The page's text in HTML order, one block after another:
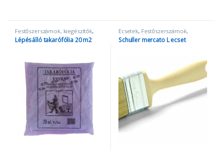
Festőszerszámok, kiegészítők,
Takarópapír és fólia
Lépésálló takarófólia 20 m2
Ecsetek, Festőszerszámok,
kiegészítők
Schuller mercato L ecset